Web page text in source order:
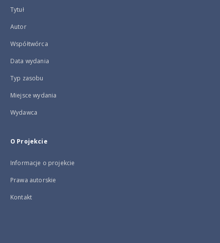
Tytuł
Autor
Współtwórca
Data wydania
Typ zasobu
Miejsce wydania
Wydawca
O Projekcie
Informacje o projekcie
Prawa autorskie
Kontakt